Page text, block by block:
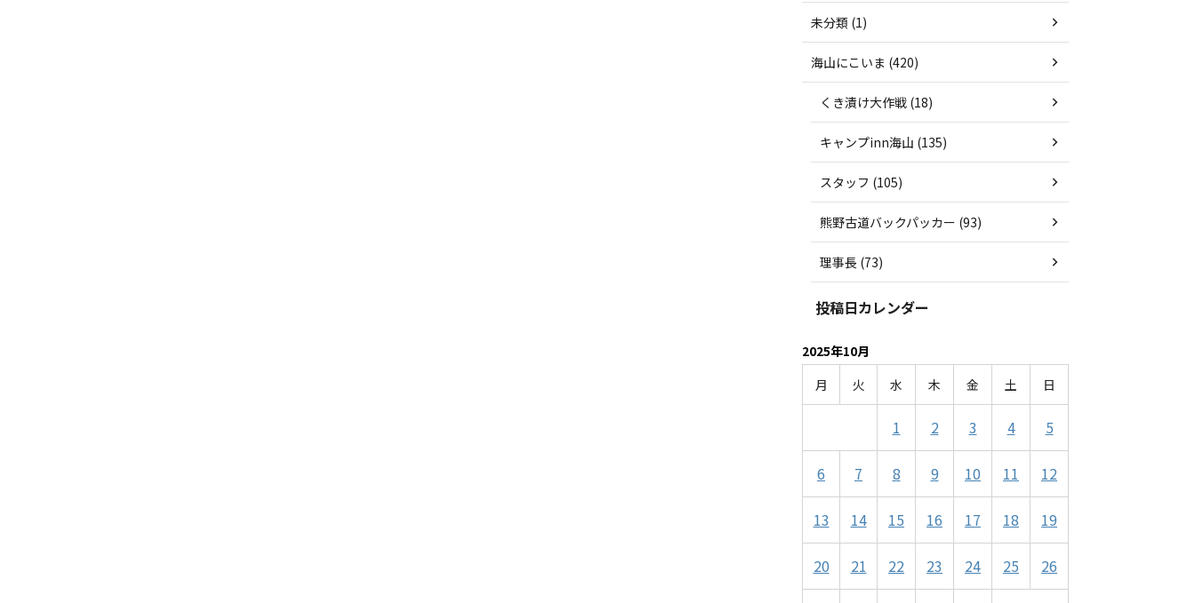
未分類 (1)
海山にこいま (420)
くき漬け大作戦 (18)
キャンプinn海山 (135)
スタッフ (105)
熊野古道バックパッカー (93)
理事長 (73)
投稿日カレンダー
2025年10月
月
火 水 木 金 土 日
1 2 3 4 5
6 7 8 9 10 11 12
13 14 15 16 17 18 19
20 21 22 23 24 25 26